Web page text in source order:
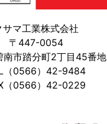
サマ工業株式会社
〒447-0054
南市踏分町2丁目45番地
（0566）42-9484
（0566）42-0229